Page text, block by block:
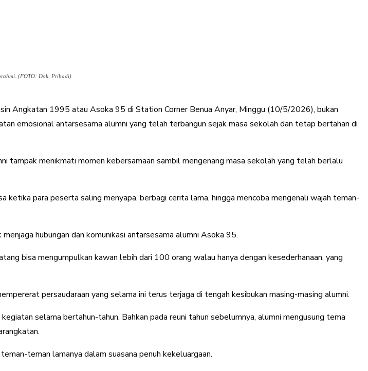
(FOTO: Dok. Pribadi)
Angkatan 1995 atau Asoka 95 di Station Corner Benua Anyar, Minggu (10/5/2026), bukan
emosional antarsesama alumni yang telah terbangun sejak masa sekolah dan tetap bertahan di
tampak menikmati momen kebersamaan sambil mengenang masa sekolah yang telah berlalu
para peserta saling menyapa, berbagi cerita lama, hingga mencoba mengenali wajah teman-
hubungan dan komunikasi antarsesama alumni Asoka 95.
bisa mengumpulkan kawan lebih dari 100 orang walau hanya dengan kesederhanaan, yang
persaudaraan yang selama ini terus terjaga di tengah kesibukan masing-masing alumni.
selama bertahun-tahun. Bahkan pada reuni tahun sebelumnya, alumni mengusung tema
teman lamanya dalam suasana penuh kekeluargaan.